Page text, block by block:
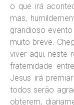
o que irá
mas,
grandioso
muito breve.
viver aqui, neste
fraternidade
Jesus irá
todos serão
obterem,